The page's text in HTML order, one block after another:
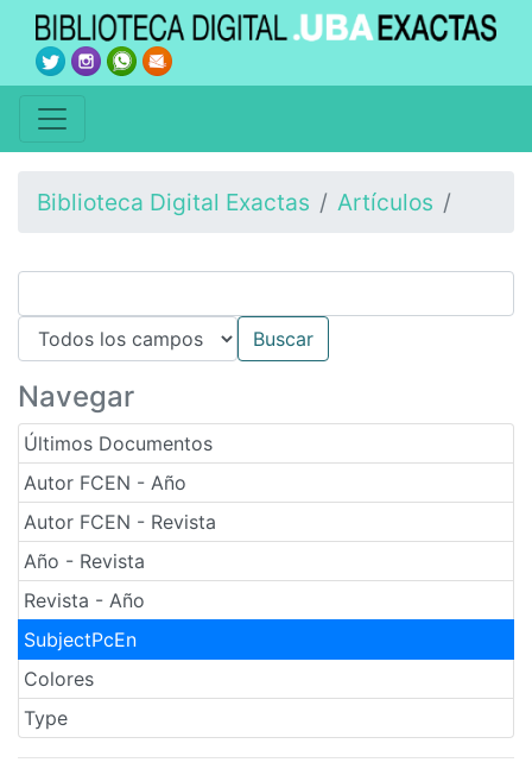
Biblioteca Digital Exactas Artículos
Navegar
Últimos Documentos
Autor FCEN - Año
Autor FCEN - Revista
Año - Revista
Revista - Año
SubjectPcEn
Colores
Type